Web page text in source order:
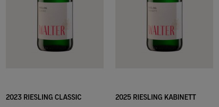
2023 RIESLING CLASSIC 2025 RIESLING KABINETT